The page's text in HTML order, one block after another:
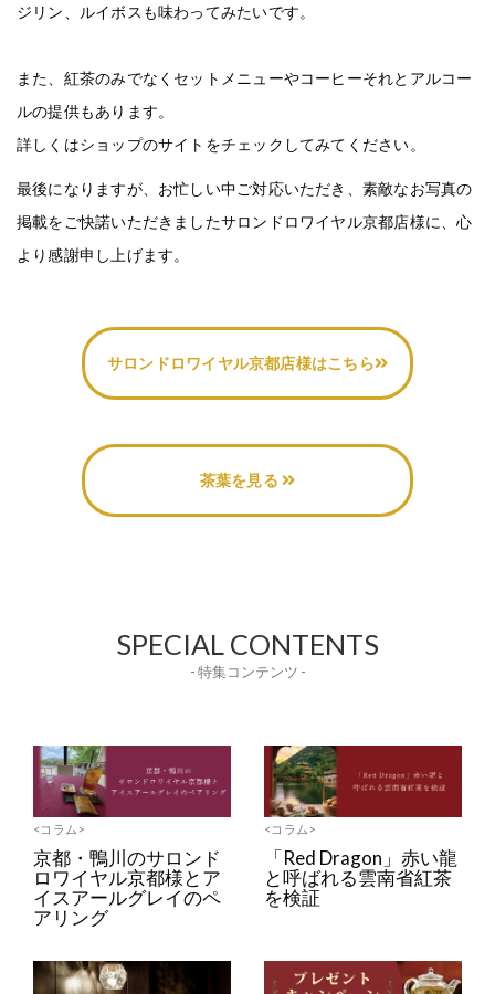
ジリン、ルイボスも味わってみたいです。
また、紅茶のみでなくセットメニューやコーヒーそれとアルコー
ルの提供もあります。
詳しくはショップのサイトをチェックしてみてください。
最後になりますが、お忙しい中ご対応いただき、素敵なお写真の
掲載をご快諾いただきましたサロンドロワイヤル京都店様に、心
より感謝申し上げます。
サロンドロワイヤル京都店様はこちら
茶葉を見る
SPECIAL CONTENTS
- 特集コンテンツ -
<コラム>
京都・鴨川のサロンド
ロワイヤル京都様とア
イスアールグレイのペ
アリング
<コラム>
「Red Dragon」赤い龍
と呼ばれる雲南省紅茶
を検証